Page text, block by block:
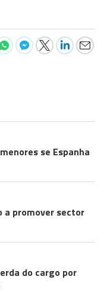
se Espanha
a promover sector
do cargo por